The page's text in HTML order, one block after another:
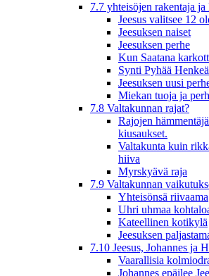
7.7 yhteisöjen rakentaja ja
Jeesus valitsee 12
Jeesuksen naiset
Jeesuksen perhe
Kun Saatana
Synti Pyhää
Jeesuksen uusi
Miekan tuoja ja
7.8 Valtakunnan rajat?
Rajojen
kiusaukset.
Valtakunta kuin
hiiva
Myrskyävä raja
7.9 Valtakunnan
Yhteisönsä riivaama
Uhri uhmaa
Kateellinen kotikylä
Jeesuksen
7.10 Jeesus, Johannes ja
Vaarallisia
Johannes epäilee